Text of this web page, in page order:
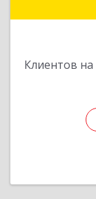
Клиентов